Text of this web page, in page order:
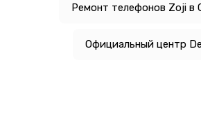
Ремонт телефонов Zoji в
Официальный центр